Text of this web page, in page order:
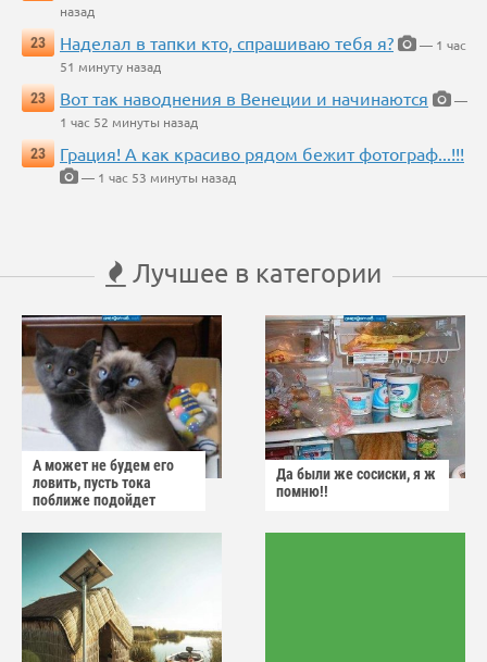
назад
23
Наделал в тапки кто, спрашиваю тебя я?
— 1 час
51 минуту назад
23
Вот так наводнения в Венеции и начинаются
—
1 час 52 минуты назад
23
Грация! А как красиво рядом бежит фотограф...!!!
— 1 час 53 минуты назад
Лучшее в категории
А может не будем его
ловить, пусть тока
поближе подойдет
Да были же сосиски, я ж
помню!!